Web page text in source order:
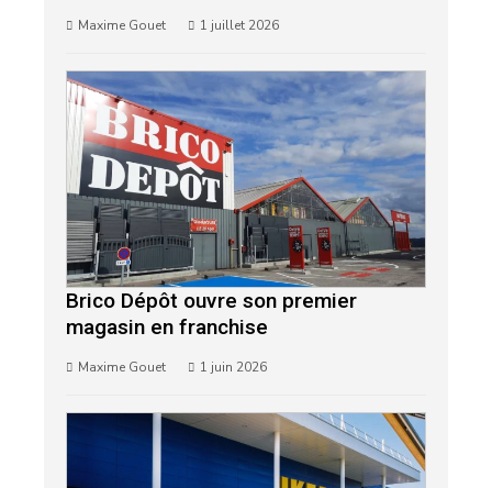
Maxime Gouet 1 juillet 2026
Brico Dépôt ouvre son premier
magasin en franchise
Maxime Gouet 1 juin 2026